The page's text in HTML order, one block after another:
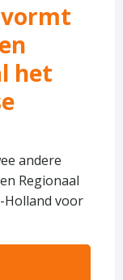
vormt
het
andere
Regionaal
Holland voor